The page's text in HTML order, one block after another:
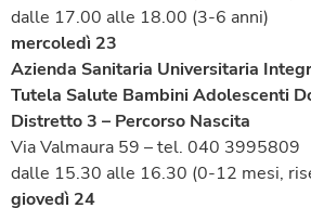
dalle 17.00 alle 18.00 (3-6 anni)
mercoledì 23
Azienda Sanitaria Universitaria
Tutela Salute Bambini Adolescenti
Distretto 3 – Percorso Nascita
Via Valmaura 59 – tel. 040 3995809
dalle 15.30 alle 16.30 (0-12 mesi,
giovedì 24